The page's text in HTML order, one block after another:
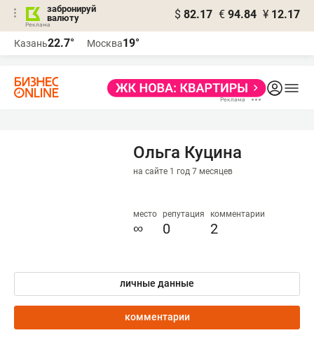
забронируй
валюту
$ 82.17 € 94.84 ¥ 12.17
Казань22.7° Москва19°
Ольга Куцина
на сайте 1 год 7 месяцев
место
∞
репутация
0
комментарии
2
личные данные
комментарии